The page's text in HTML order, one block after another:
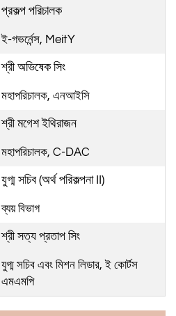
প্রকল্প পরিচালক
ই-গভর্নেন্স, MeitY
শ্রী অভিষেক সিং
মহাপরিচালক, এনআইসি
শ্রী মগেশ ইথিরাজন
মহাপরিচালক, C‑DAC
যুগ্ম সচিব (অর্থ পরিকল্পনা II)
ব্যয় বিভাগ
শ্রী সত্য প্রতাপ সিং
যুগ্ম সচিব এবং মিশন লিডার, ই কোর্টস
এমএমপি